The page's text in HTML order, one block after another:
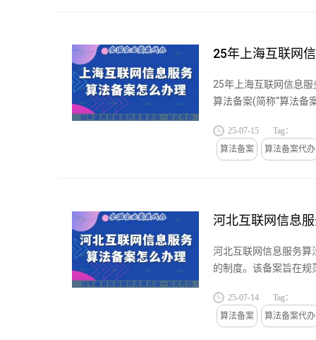
25年上海互联网
25年上海互联网信息
算法备案(简称“算法备
25-07-15
Tag：
算法备案
算法备案代办
河北互联网信息
河北互联网信息服务算
的制度。该备案旨在
25-07-14
Tag：
算法备案
算法备案代办